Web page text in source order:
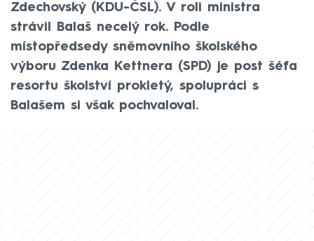
Zdechovský (KDU-ČSL). V roli ministra
strávil Balaš necelý rok. Podle
místopředsedy sněmovního školského
výboru Zdenka Kettnera (SPD) je post šéfa
resortu školství prokletý, spolupráci s
Balašem si však pochvaloval.